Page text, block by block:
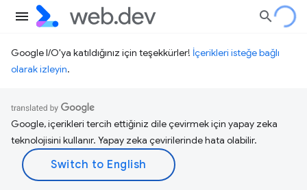
Google I/O'ya katıldığınız için teşekkürler! İçerikleri isteğe bağlı
olarak izleyin.
Google, içerikleri tercih ettiğiniz dile çevirmek için yapay zeka
teknolojisini kullanır. Yapay zeka çevirilerinde hata olabilir.